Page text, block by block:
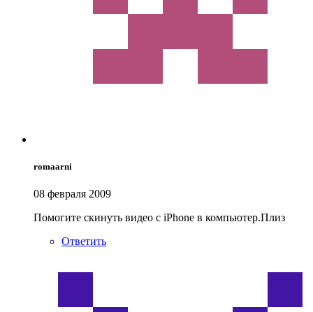
romaarni
08 февраля 2009
Помогите скинуть видео с iPhone в компьютер.Плиз
Ответить